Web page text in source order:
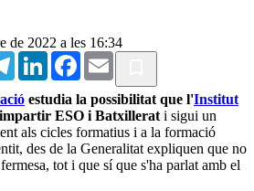
de 2022 a les 16:34
TelegramLinkedInFacebook
Email
estudia la possibilitat que l'Institut
ESO i Batxillerat i sigui un
als cicles formatius i a la formació
des de la Generalitat expliquen que no
tot i que sí que s'ha parlat amb el